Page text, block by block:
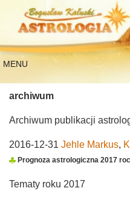
MENU
archiwum
Archiwum publikacji
2016-12-31 Jehle Markus,
Prognoza astrologiczna 2017
Tematy roku 2017